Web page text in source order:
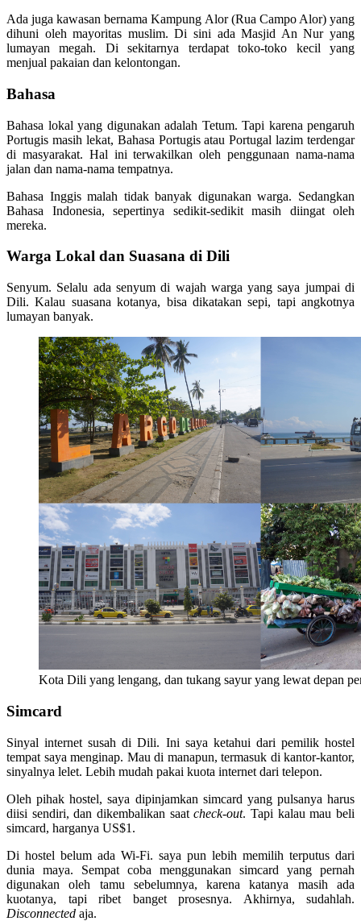
Ada juga kawasan bernama Kampung Alor (Rua Campo Alor) yang
dihuni oleh mayoritas muslim. Di sini ada Masjid An Nur yang
lumayan megah. Di sekitarnya terdapat toko-toko kecil yang
menjual pakaian dan kelontongan.
Bahasa
Bahasa lokal yang digunakan adalah Tetum. Tapi karena pengaruh
Portugis masih lekat, Bahasa Portugis atau Portugal lazim terdengar
di masyarakat. Hal ini terwakilkan oleh penggunaan nama-nama
jalan dan nama-nama tempatnya.
Bahasa Inggis malah tidak banyak digunakan warga. Sedangkan
Bahasa Indonesia, sepertinya sedikit-sedikit masih diingat oleh
mereka.
Warga Lokal dan Suasana di Dili
Senyum. Selalu ada senyum di wajah warga yang saya jumpai di
Dili. Kalau suasana kotanya, bisa dikatakan sepi, tapi angkotnya
lumayan banyak.
Kota Dili yang lengang, dan tukang sayur yang lewat depan
Simcard
Sinyal internet susah di Dili. Ini saya ketahui dari pemilik hostel
tempat saya menginap. Mau di manapun, termasuk di kantor-kantor,
sinyalnya lelet. Lebih mudah pakai kuota internet dari telepon.
Oleh pihak hostel, saya dipinjamkan simcard yang pulsanya harus
diisi sendiri, dan dikembalikan saatcheck-out. Tapi kalau mau beli
simcard, harganya US$1.
Di hostel belum ada Wi-Fi. saya pun lebih memilih terputus dari
dunia maya. Sempat coba menggunakan simcard yang pernah
digunakan oleh tamu sebelumnya, karena katanya masih ada
kuotanya, tapi ribet banget prosesnya. Akhirnya, sudahlah.
Disconnected aja.